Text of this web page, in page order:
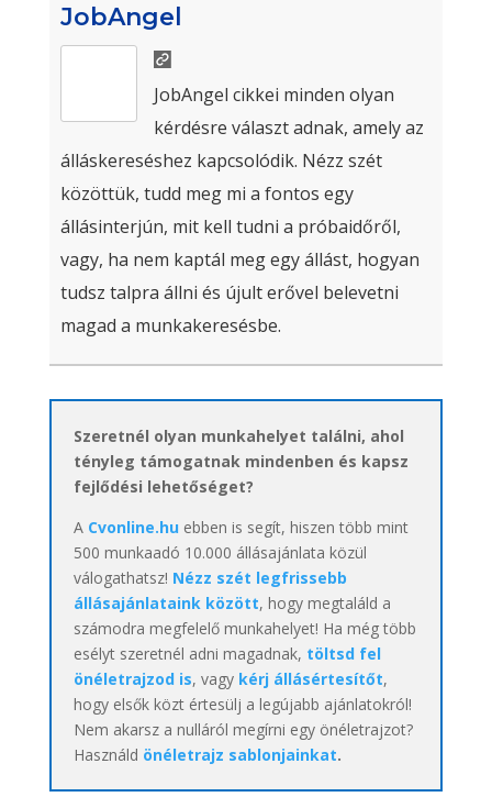
JobAngel
JobAngel cikkei minden olyan
kérdésre választ adnak, amely az
álláskereséshez kapcsolódik. Nézz szét
közöttük, tudd meg mi a fontos egy
állásinterjún, mit kell tudni a próbaidőről,
vagy, ha nem kaptál meg egy állást, hogyan
tudsz talpra állni és újult erővel belevetni
magad a munkakeresésbe.
Szeretnél olyan munkahelyet találni, ahol
tényleg támogatnak mindenben és kapsz
fejlődési lehetőséget?
A Cvonline.huebben is segít, hiszen több mint
500 munkaadó 10.000 állásajánlata közül
válogathatsz! Nézz szét legfrissebb
állásajánlataink között, hogy megtaláld a
számodra megfelelő munkahelyet! Ha még több
esélyt szeretnél adni magadnak, töltsd fel
önéletrajzod is, vagy kérj állásértesítőt,
hogy elsők közt értesülj a legújabb ajánlatokról!
Nem akarsz a nulláról megírni egy önéletrajzot?
Használd önéletrajz sablonjainkat.